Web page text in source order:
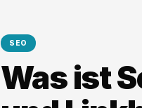
SEO
Was ist